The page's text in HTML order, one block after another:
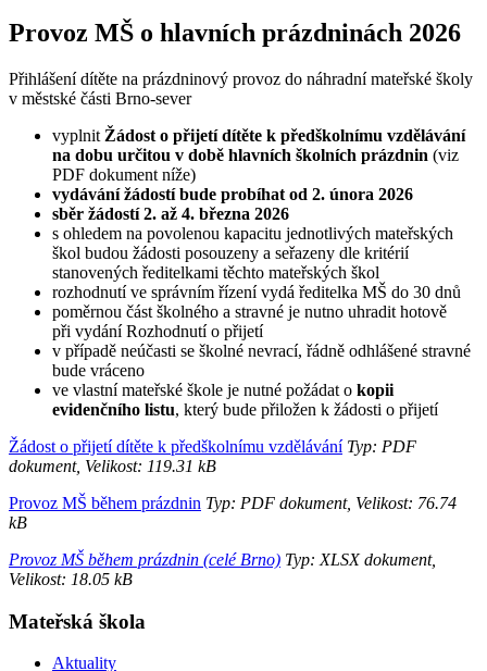
Provoz MŠ o hlavních prázdninách 2026
Přihlášení dítěte na prázdninový provoz do náhradní mateřské školy
v městské části Brno-sever
vyplnit Žádost o přijetí dítěte k předškolnímu vzdělávání
na dobu určitou v době hlavních školních prázdnin (viz
PDF dokument níže)
vydávání žádostí bude probíhat od 2. února 2026
sběr žádostí 2. až 4. března 2026
s ohledem na povolenou kapacitu jednotlivých mateřských
škol budou žádosti posouzeny a seřazeny dle kritérií
stanovených ředitelkami těchto mateřských škol
rozhodnutí ve správním řízení vydá ředitelka MŠ do 30 dnů
poměrnou část školného a stravné je nutno uhradit hotově
při vydání Rozhodnutí o přijetí
v případě neúčasti se školné nevrací, řádně odhlášené stravné
bude vráceno
ve vlastní mateřské škole je nutné požádat o kopii
evidenčního listu, který bude přiložen k žádosti o přijetí
Žádost o přijetí dítěte k předškolnímu vzděláváníTyp: PDF
dokument, Velikost: 119.31 kB
Provoz MŠ během prázdnin Typ: PDF dokument, Velikost: 76.74
kB
Provoz MŠ během prázdnin (celé Brno) Typ: XLSX dokument,
Velikost: 18.05 kB
Mateřská škola
Aktuality